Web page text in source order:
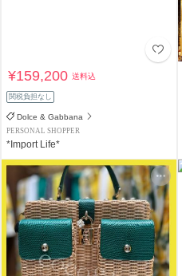
¥159,200送料込
関税負担なし
Dolce & Gabbana
PERSONAL SHOPPER
*Import Life*